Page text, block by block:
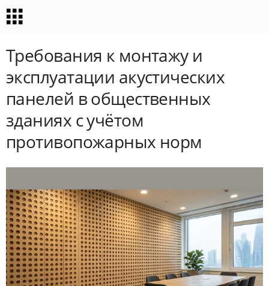
Требования к монтажу и
эксплуатации акустических
панелей в общественных
зданиях с учётом
противопожарных норм